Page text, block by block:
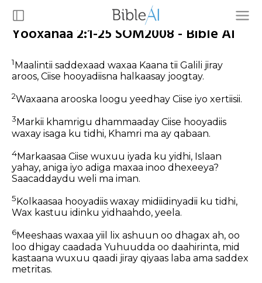
Yooxanaa 2:1-25 SOM2008 - Bible AI
1Maalintii saddexaad waxaa Kaana tii Galili jiray
aroos, Ciise hooyadiisna halkaasay joogtay.
2Waxaana arooska loogu yeedhay Ciise iyo xertiisii.
3 Markii khamrigu dhammaaday Ciise hooyadiis
waxay isaga ku tidhi, Khamri ma ay qabaan.
4Markaasaa Ciise wuxuu iyada ku yidhi, Islaan
yahay, aniga iyo adiga maxaa inoo dhexeeya?
Saacaddaydu weli ma iman.
5 Kolkaasaa hooyadiis waxay midiidinyadii ku tidhi,
Wax kastuu idinku yidhaahdo, yeela.
6Meeshaas waxaa yiil lix ashuun oo dhagax ah, oo
loo dhigay caadada Yuhuudda oo daahirinta, mid
kastaana wuxuu qaadi jiray qiyaas laba ama saddex
metritas.